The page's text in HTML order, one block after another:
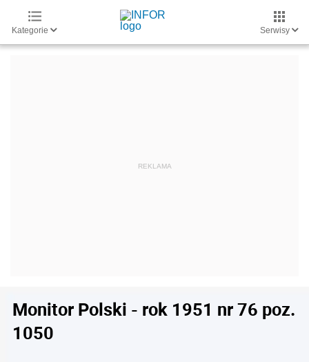
Kategorie Serwisy
Monitor Polski - rok 1951 nr 76 poz.
1050